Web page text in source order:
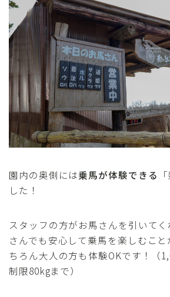
園内の奥側には乗馬が体験できる
した！
スタッフの方がお馬さんを引いて
さんでも安心して乗馬を楽しむこ
ちろん大人の方も体験OKです！
制限80kgまで）